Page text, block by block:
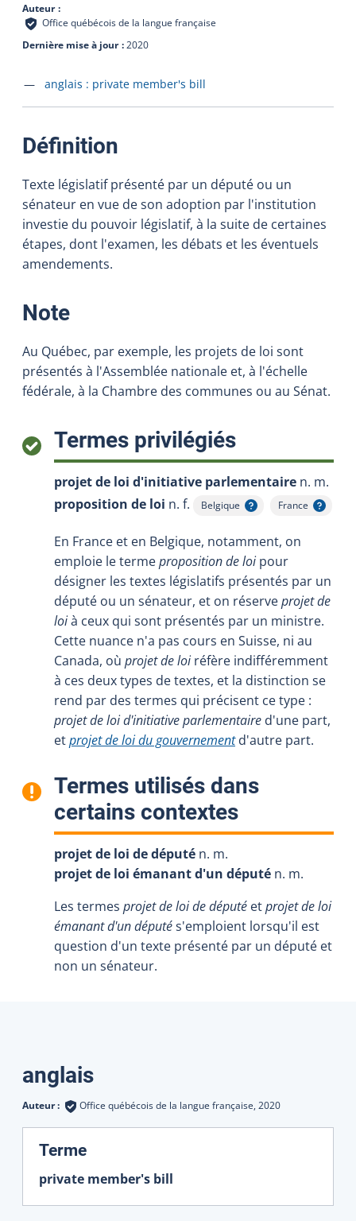
Auteur
Office québécois de la langue française
Dernière mise à jour 2020
Accéder à la fiche en
anglais : private member's bill
Définition
Texte législatif présenté par un député ou un
sénateur en vue de son adoption par l'institution
investie du pouvoir législatif, à la suite de certaines
étapes, dont l'examen, les débats et les éventuels
amendements.
Note:
Au Québec, par exemple, les projets de loi sont
présentés à l'Assemblée nationale et, à l'échelle
fédérale, à la Chambre des communes ou au Sénat.
Termes privilégiés:
projet de loi d'initiative parlementaire n. m.
proposition de loi n. f. Belgique
Afficher l'infobulleFrance
Afficher
En France et en Belgique, notamment, on
emploie le termeproposition de loi pour
désigner les textes législatifs présentés par un
député ou un sénateur, et on réserveprojet de
loià ceux qui sont présentés par un ministre.
Cette nuance n'a pas cours en Suisse, ni au
Canada, où projet de loi réfère indifféremment
à ces deux types de textes, et la distinction se
rend par des termes qui précisent ce type :
projet de loi d'initiative parlementaire d'une part,
etprojet de loi du gouvernementd'autre part.
Termes utilisés dans
certains contextes:
projet de loi de député n. m.
projet de loi émanant d'un député n. m.
Les termes projet de loi de député etprojet de loi
émanant d'un députés'emploient lorsqu'il est
question d'un texte présenté par un député et
non un sénateur.
Traductions
anglais
Auteur : Office québécois de la langue française, 2020
Terme:
private member's bill